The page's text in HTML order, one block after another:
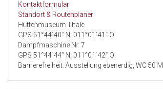
Kontaktformular
Standort & Routenplaner
Hüttenmuseum Thale
GPS 51°44´40“ N; 011°01´41“ O
Dampfmaschine Nr. 7
GPS 51°44´44“ N; 011°01´42“ O
Barrierefreiheit: Ausstellung ebenerdig, WC 50 M